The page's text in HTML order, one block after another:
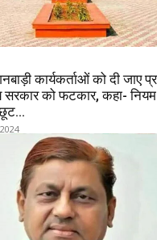
कार्यकर्ताओं को दी जाए
सरकार को फटकार, कहा-